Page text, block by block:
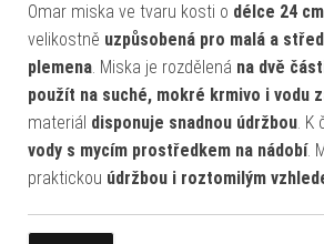
Omar miska ve tvaru kosti o délce 24 cm
velikostně uzpůsobená pro malá a
plemena. Miska je rozdělená na dvě
použít na suché, mokré krmivo i vodu
materiál disponuje snadnou údržbou. K
vody s mycím prostředkem na nádobí.
praktickou údržbou i roztomilým